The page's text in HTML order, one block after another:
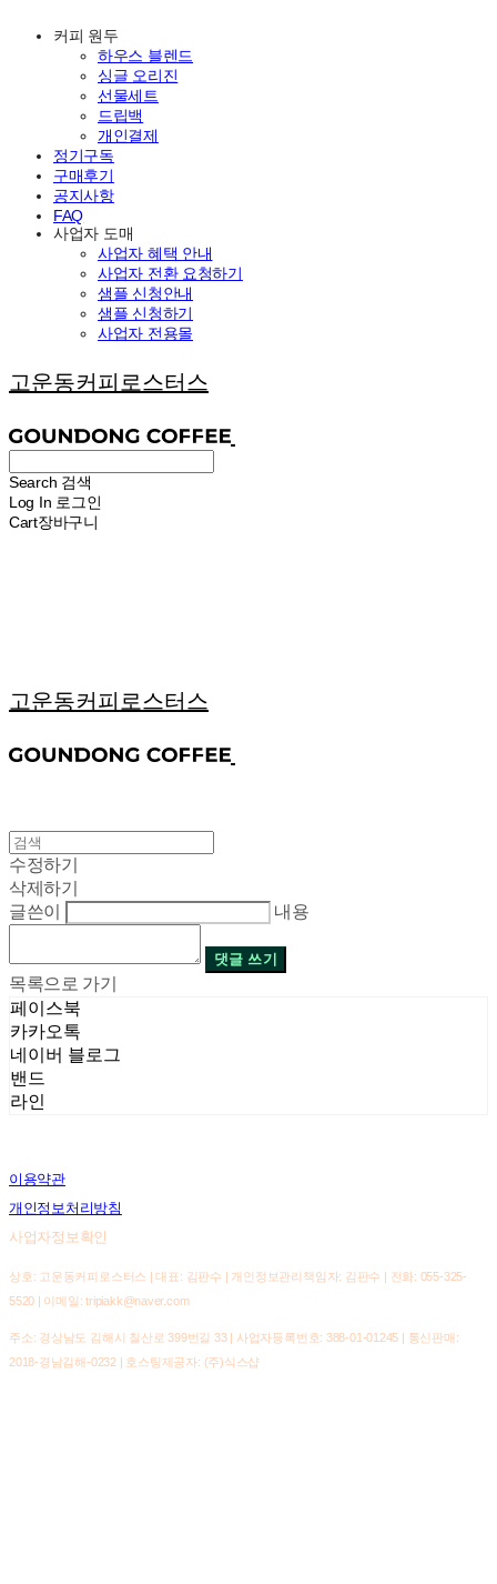
커피 원두
하우스 블렌드
싱글 오리진
선물세트
드립백
개인결제
정기구독
구매후기
공지사항
FAQ
사업자 도매
사업자 혜택 안내
사업자 전환 요청하기
샘플 신청안내
샘플 신청하기
사업자 전용몰
고운동커피로스터스
Search 검색
Log In 로그인
Cart장바구니
고운동커피로스터스
수정하기
삭제하기
글쓴이
내용
댓글 쓰기
목록으로 가기
페이스북
카카오톡
네이버 블로그
밴드
라인
이용약관
개인정보처리방침
사업자정보확인
상호: 고운동커피로스터스 | 대표: 김판수 | 개인정보관리책임자: 김판수 | 전화: 055-325-
5520 | 이메일: tripiakk@naver.com
주소: 경상남도 김해시 칠산로 399번길 33 | 사업자등록번호: 388-01-01245 | 통신판매:
2018-경남김해-0232| 호스팅제공자: (주)식스샵